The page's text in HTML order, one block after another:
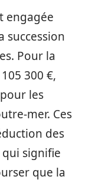
engagée
succession
Pour la
300 €,
les
mer. Ces
des
signifie
que la